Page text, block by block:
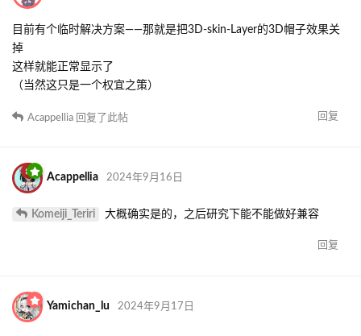
目前有个临时解决方案——那就是把3D-skin-Layer的3D帽子效果关
掉
这样就能正常显示了
（当然这只是一个权宜之策）
回复
Acappellia 回复了此帖
Acappellia 2024年9月16日
Komeiji_Teriri 大概确实是的，之后研究下能不能做好兼容
回复
Yamichan_lu 2024年9月17日